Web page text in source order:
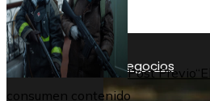
Argentina
Inversiones y negocios
Post Previo
consumen contenido